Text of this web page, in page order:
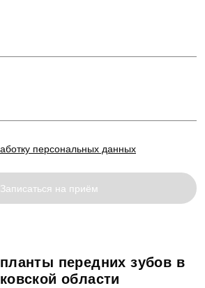
персональных данных
Записаться на приём
передних зубов в
области